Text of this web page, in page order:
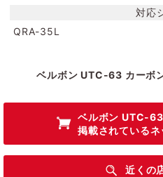
対応
QRA-35L
ベルボン UTC-63 カーボ
ベルボン UTC-
掲載されている
近くの